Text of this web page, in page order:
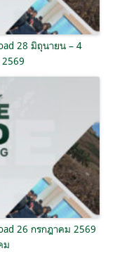
28 มิถุนายน – 4
26 กรกฎาคม 2569
ม